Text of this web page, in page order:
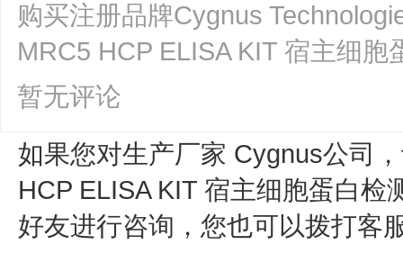
购买注册品牌Cygnus
MRC5 HCP ELISA KIT 宿主细
暂无评论
如果您对生产厂家 Cygnus公司
HCP ELISA KIT 宿主细胞蛋白检
好友进行咨询，您也可以拨打客